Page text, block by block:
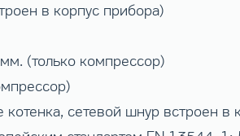
в корпус прибора)
(только компрессор)
сетевой шнур встроен в